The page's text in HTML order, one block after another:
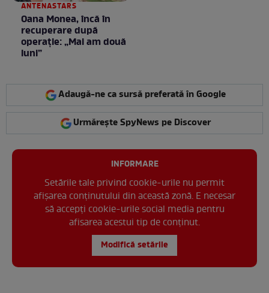
ANTENASTARS
Oana Monea, încă în
recuperare după
operație: „Mai am două
luni”
Adaugă-ne ca sursă preferată în Google
Urmărește SpyNews pe Discover
INFORMARE
Setările tale privind cookie-urile nu permit
afișarea conținutului din această zonă. E necesar
să accepți cookie-urile social media pentru
afisarea acestui tip de conținut.
Modifică setările